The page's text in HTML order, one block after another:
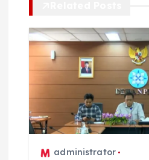
s
p
o
s
administrator